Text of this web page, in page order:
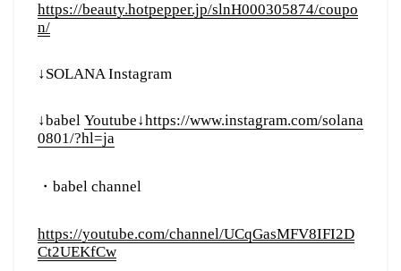
https://beauty.hotpepper.jp/slnH000305874/coupo
n/
↓SOLANA Instagram
↓babel Youtube↓https://www.instagram.com/solana
0801/?hl=ja
・babel channel
https://youtube.com/channel/UCqGasMFV8IFI2D
Ct2UEKfCw